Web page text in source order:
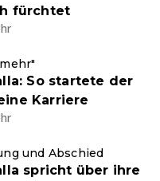
fürchtet
So startete der
Karriere
und Abschied
spricht über ihre